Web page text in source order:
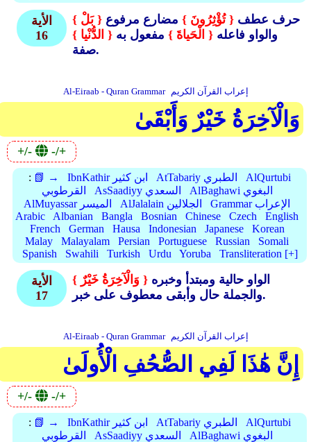
الأية
16
{ بَلْ } حرف عطف { تُؤْثِرُونَ } مضارع مرفوع
والواو فاعله { الْحَياةَ } مفعول به { الدُّنْيا }
صفة.
Al-Eiraab - Quran Grammar إعراب القرآن الكريم
وَالْآخِرَةُ خَيْرٌ وَأَبْقَىٰ
+/- -/+
: 📗 → IbnKathir ابن كثير AtTabariy الطبري
AlQurtubi
القرطوبي
AsSaadiyy السعدي
AlBaghawi البغوي
AlMuyassar الميسر
AlJalalain الجلالين
Grammar الإعراب
Arabic
Albanian Bangla Bosnian Chinese Czech
English
French
German Hausa Indonesian Japanese
Korean
Malay
Malayalam Persian Portuguese Russian
Somali
Spanish
Swahili Turkish Urdu Yoruba Transliteration [+]
الأية
17
{ وَالْآخِرَةُ خَيْرٌ }
والجملة حال وأبقى معطوف على خبر.
Al-Eiraab - Quran Grammar إعراب القرآن الكريم
إِنَّ هَٰذَا لَفِي الصُّحُفِ الْأُولَىٰ
+/- -/+
: 📗 → IbnKathir ابن كثير AtTabariy الطبري
AlQurtubi
القرطوبي
AsSaadiyy السعدي
AlBaghawi البغوي